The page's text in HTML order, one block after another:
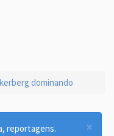
dominando
×
reportagens.